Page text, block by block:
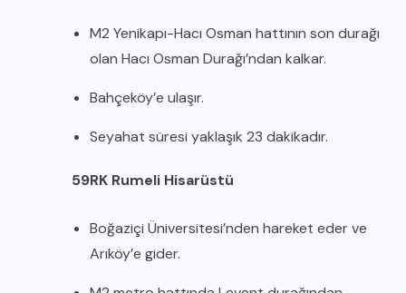
M2 Yenikapı-Hacı Osman hattının son durağı
olan Hacı Osman Durağı’ndan kalkar.
Bahçeköy’e ulaşır.
Seyahat süresi yaklaşık 23 dakikadır.
59RK Rumeli Hisarüstü
Boğaziçi Üniversitesi’nden hareket eder ve
Arıköy’e gider.